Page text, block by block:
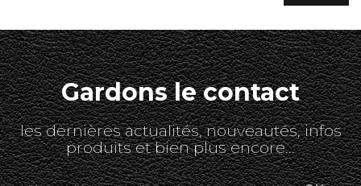
Gardons le contact
les dernières actualités, nouveautés, infos
produits et bien plus encore...